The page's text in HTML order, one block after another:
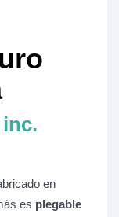
en
es plegable